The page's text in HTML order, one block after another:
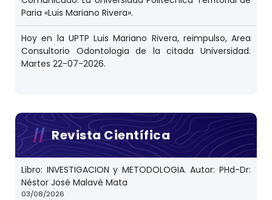
Paria «Luis Mariano Rivera».
Hoy en la UPTP Luis Mariano Rivera, reimpulso, Area
Consultorio Odontologia de la citada Universidad.
Martes 22-07-2026.
Revista Científica
Libro: INVESTIGACION y METODOLOGIA. Autor: PHd-Dr:
Néstor José Malavé Mata
03/08/2026